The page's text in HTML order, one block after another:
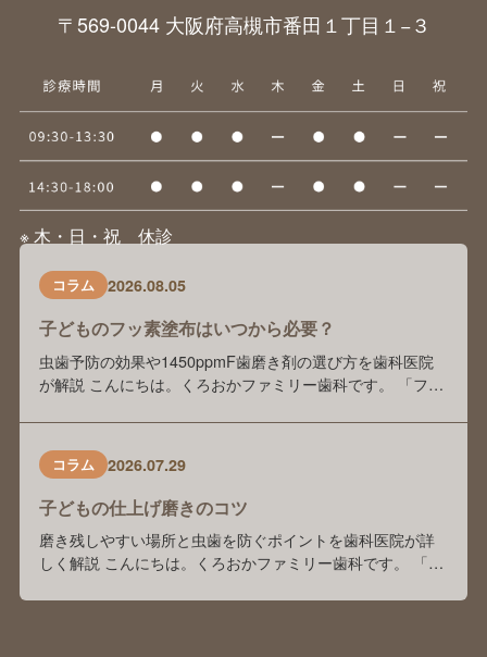
〒569-0044 大阪府高槻市番田１丁目１−３
※ 木・日・祝 休診
コラム 2026.08.05
子どものフッ素塗布はいつから必要？
虫歯予防の効果や1450ppmF歯磨き剤の選び方を歯科医院
が解説 こんにちは。くろおかファミリー歯科です。 「フッ
院でフッ素を塗っているけれど、自宅でもフッ素入り歯磨
き剤を使った方がいいのでしょうか？」 「歯磨き剤の種類
が多くて、どれを選べばよいかわかりません」 このような
ご相談を、保護者の方からよくいた …
コラム 2026.07.29
子どもの仕上げ磨きのコツ
磨き残しやすい場所と虫歯を防ぐポイントを歯科医院が詳
しく解説 こんにちは。くろおかファミリー歯科です。 「毎